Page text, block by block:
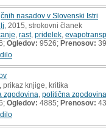
nasadov v Slovenski Istri
, 2015, strokovni članek
rast, pridelek
Ogledov: 9526; Prenosov:
prikaz knjige, kritika
zgodovina politična zgodovina
Ogledov: 4885; Prenosov: 43